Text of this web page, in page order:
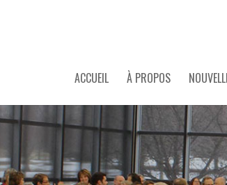
ACCUEIL À PROPOS